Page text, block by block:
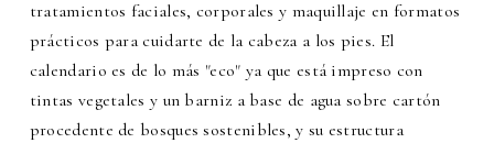
tratamientos faciales, corporales y maquillaje en formatos
prácticos para cuidarte de la cabeza a los pies. El
calendario es de lo más "eco" ya que está impreso con
tintas vegetales y un barniz a base de agua sobre cartón
procedente de bosques sostenibles, y su estructura